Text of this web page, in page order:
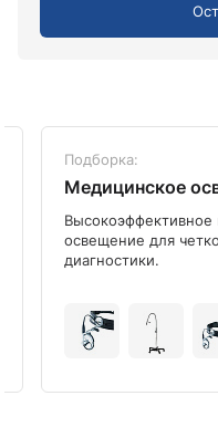
Подборка:
Медицинское
освещение для
диагностики.